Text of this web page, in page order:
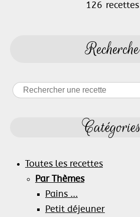
126 recettes
Recherche
Catégories
Toutes les recettes
Par Thèmes
Pains ...
Petit déjeuner